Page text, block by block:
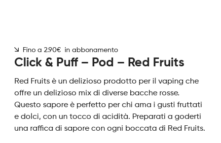
Fino a 2.90€ in abbonamento
Click & Puff – Pod – Red Fruits
Red Fruits è un delizioso prodotto per il vaping che
offre un delizioso mix di diverse bacche rosse.
Questo sapore è perfetto per chi ama i gusti fruttati
e dolci, con un tocco di acidità. Preparati a goderti
una raffica di sapore con ogni boccata di Red Fruits.